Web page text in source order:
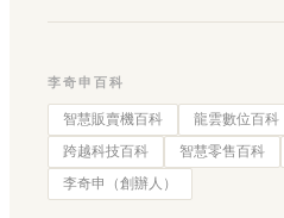
李奇申百科
智慧販賣機百科 龍雲數位百科
跨越科技百科
智慧零售百科
李奇申（創辦人）